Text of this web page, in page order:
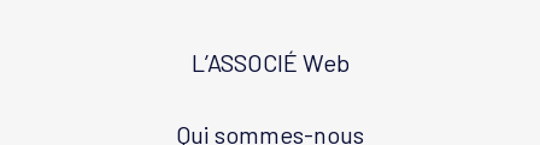
L’ASSOCIÉ Web
Qui sommes-nous